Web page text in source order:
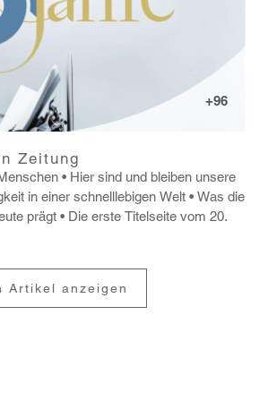
+96
Zeitung
Hier sind und bleiben unsere
in einer schnell­le­bigen Welt Was die
prägt Die erste Titel­seite vom 20.
Artikel anzeigen